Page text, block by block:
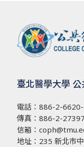
臺北醫學大學
電話： 886-2-
傳真：886-2-
信箱：
地址： 235 新北市